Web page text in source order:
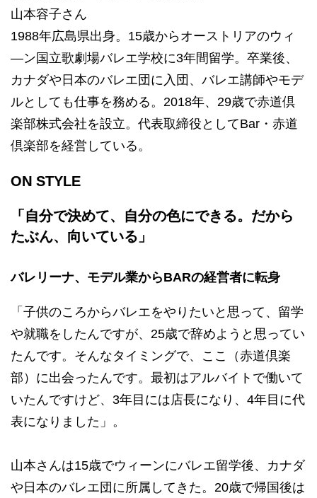
山本容子さん
1988年広島県出身。15歳からオーストリアのウィ
―ン国立歌劇場バレエ学校に3年間留学。卒業後、
カナダや日本のバレエ団に入団、バレエ講師やモデ
ルとしても仕事を務める。2018年、29歳で赤道倶
楽部株式会社を設立。代表取締役としてBar・赤道
倶楽部を経営している。
ON STYLE
「自分で決めて、自分の色にできる。だから
たぶん、向いている」
バレリーナ、モデル業からBARの経営者に転身
「子供のころからバレエをやりたいと思って、留学
や就職をしたんですが、25歳で辞めようと思ってい
たんです。そんなタイミングで、ここ（赤道倶楽
部）に出会ったんです。最初はアルバイトで働いて
いたんですけど、3年目には店長になり、4年目に代
表になりました」。
山本さんは15歳でウィーンにバレエ留学後、カナダ
や日本のバレエ団に所属してきた。20歳で帰国後は